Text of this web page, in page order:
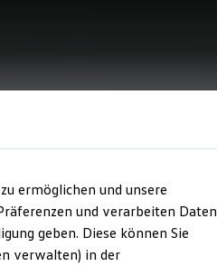
ermöglichen und unsere
und verarbeiten Daten
geben. Diese können Sie
verwalten) in der